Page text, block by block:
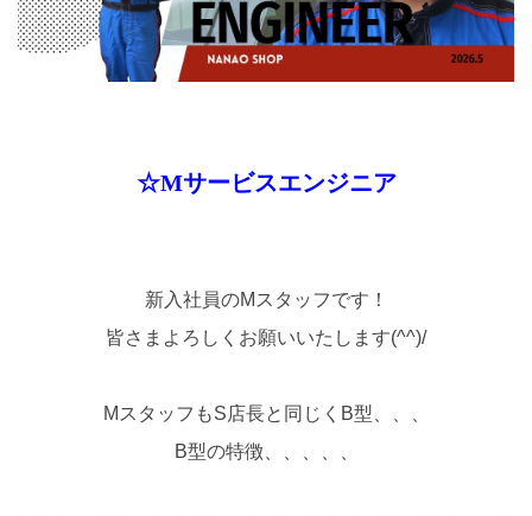
☆Mサービスエンジニア
新入社員のMスタッフです！
皆さまよろしくお願いいたします(^^)/
MスタッフもS店長と同じくB型、、、
B型の特徴、、、、、